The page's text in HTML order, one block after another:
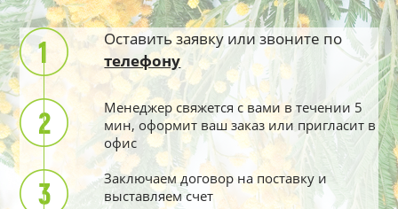
Оставить заявку или звоните по
телефону
Менеджер свяжется с вами в течении 5
мин, оформит ваш заказ или пригласит в
офис
Заключаем договор на поставку и
выставляем счет